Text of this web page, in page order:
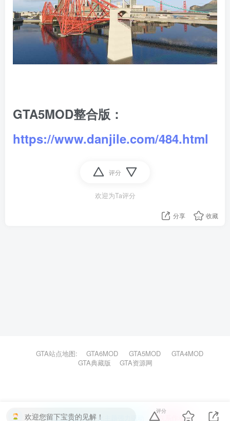
GTA5MOD整合版：
https://www.danjile.com/484.html
评分
欢迎为Ta评分
分享 收藏
GTA站点地图: GTA6MOD GTA5MOD
GTA4MOD
GTA典藏版
GTA资源网
欢迎您留下宝贵的见解！
评分
本站主题由Zibll子比主题强力驱动 联系作者